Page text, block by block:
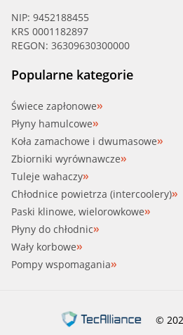
NIP: 9452188455
KRS 0001182897
REGON: 36309630300000
Popularne kategorie
Świece zapłonowe
Płyny hamulcowe
Koła zamachowe i dwumasowe
Zbiorniki wyrównawcze
Tuleje wahaczy
Chłodnice powietrza (intercoolery)
Paski klinowe, wielorowkowe
Płyny do chłodnic
Wały korbowe
Pompy wspomagania
©